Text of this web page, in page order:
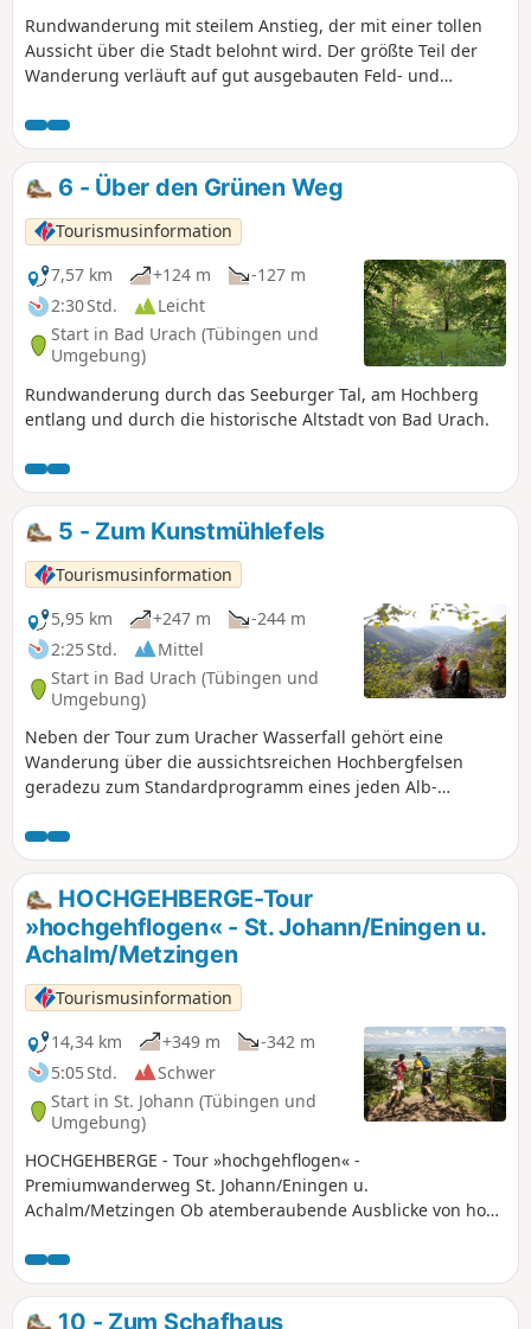
Rundwanderung mit steilem Anstieg, der mit einer tollen
Aussicht über die Stadt belohnt wird. Der größte Teil der
Wanderung verläuft auf gut ausgebauten Feld- und
6 - Über den Grünen Weg
Tourismusinformation
7,57 km
+124 m
-127 m
2:30 Std.
Leicht
Start in Bad Urach (Tübingen und
Umgebung)
Rundwanderung durch das Seeburger Tal, am Hochberg
entlang und durch die historische Altstadt von Bad Urach.
5 - Zum Kunstmühlefels
Tourismusinformation
5,95 km
+247 m
-244 m
2:25 Std.
Mittel
Start in Bad Urach (Tübingen und
Umgebung)
Neben der Tour zum Uracher Wasserfall gehört eine
Wanderung über die aussichtsreichen Hochbergfelsen
geradezu zum Standardprogramm eines jeden Alb-
HOCHGEHBERGE-Tour
»hochgehflogen« - St. Johann/Eningen u.
Achalm/Metzingen
Tourismusinformation
14,34 km
+349 m
-342 m
5:05 Std.
Schwer
Start in St. Johann (Tübingen und
Umgebung)
HOCHGEHBERGE - Tour »hochgehflogen« -
Premiumwanderweg St. Johann/Eningen u.
Achalm/Metzingen Ob atemberaubende Ausblicke von hoch
beim Höhenflug zuschauen – der Wanderweg
»hochgehflogen« ist der Weg zu geh‘n.
10 - Zum Schafhaus